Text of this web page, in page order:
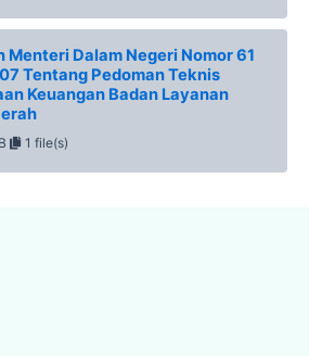
Menteri Dalam Negeri Nomor 61
Tentang Pedoman Teknis
Keuangan Badan Layanan
1 file(s)